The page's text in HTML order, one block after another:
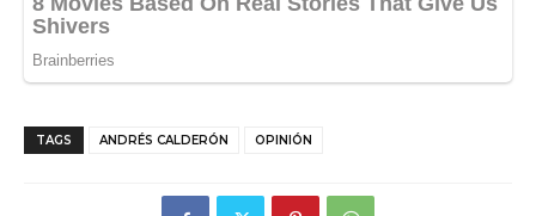
TAGS ANDRÉS CALDERÓN OPINIÓN